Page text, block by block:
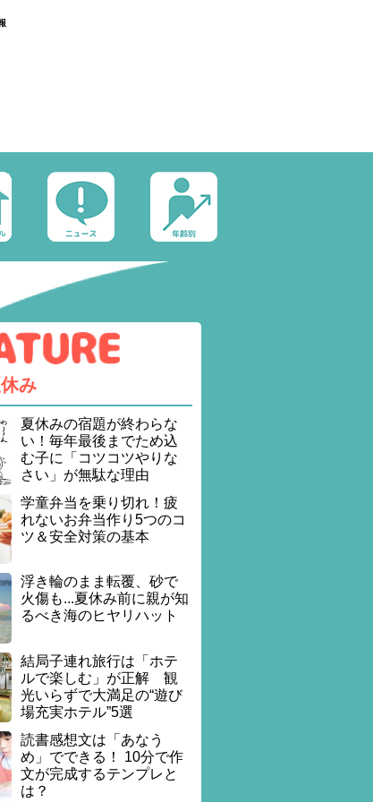
み
夏休みの宿題が終わらな
い！毎年最後までため込
む子に「コツコツやりな
さい」が無駄な理由
学童弁当を乗り切れ！疲
れないお弁当作り5つのコ
ツ＆安全対策の基本
浮き輪のまま転覆、砂で
火傷も...夏休み前に親が知
るべき海のヒヤリハット
結局子連れ旅行は「ホテ
ルで楽しむ」が正解 観
光いらずで大満足の“遊び
場充実ホテル”5選
読書感想文は「あなう
め」でできる！ 10分で作
文が完成するテンプレと
は？